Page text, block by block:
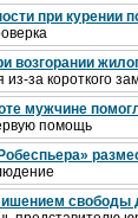
при курении
возгорании
за короткого
мужчине
помощь
свободы